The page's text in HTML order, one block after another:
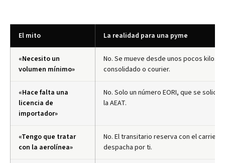
El mito La realidad para una pyme
«Necesito un
volumen mínimo»
No. Se mueve desde unos pocos kilos
consolidado o courier.
«Hace falta una
licencia de
importador»
No. Solo un número EORI, que se
la AEAT.
«Tengo que tratar
con la aerolínea»
No. El transitario reserva con el carrier y
despacha por ti.